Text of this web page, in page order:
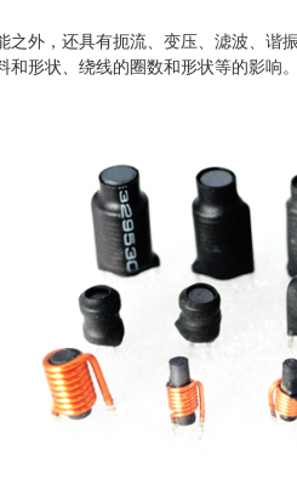
外，还具有扼流、变压、滤波、
形状、绕线的圈数和形状等的影响